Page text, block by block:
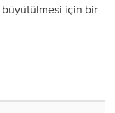
büyütülmesi için bir